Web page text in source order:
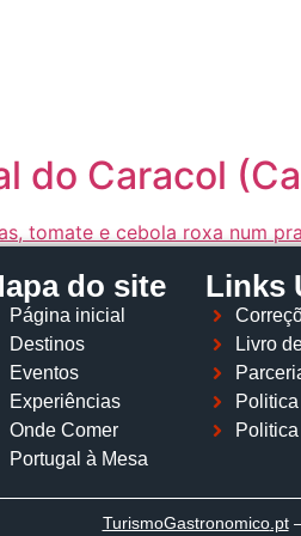
do Caracol
do site
Página inicial
Destinos
Eventos
Experiências
Onde Comer
Portugal à Mesa
Links
Livro
TurismoGastronomico.pt